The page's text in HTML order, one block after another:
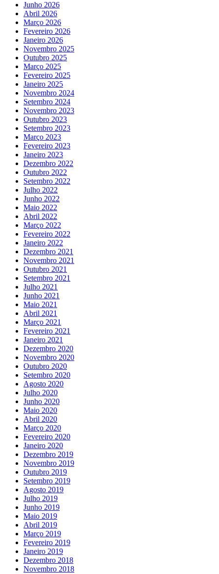
Junho 2026
Abril 2026
Março 2026
Fevereiro 2026
Janeiro 2026
Novembro 2025
Outubro 2025
Março 2025
Fevereiro 2025
Janeiro 2025
Novembro 2024
Setembro 2024
Novembro 2023
Outubro 2023
Setembro 2023
Março 2023
Fevereiro 2023
Janeiro 2023
Dezembro 2022
Outubro 2022
Setembro 2022
Julho 2022
Junho 2022
Maio 2022
Abril 2022
Março 2022
Fevereiro 2022
Janeiro 2022
Dezembro 2021
Novembro 2021
Outubro 2021
Setembro 2021
Julho 2021
Junho 2021
Maio 2021
Abril 2021
Março 2021
Fevereiro 2021
Janeiro 2021
Dezembro 2020
Novembro 2020
Outubro 2020
Setembro 2020
Agosto 2020
Julho 2020
Junho 2020
Maio 2020
Abril 2020
Março 2020
Fevereiro 2020
Janeiro 2020
Dezembro 2019
Novembro 2019
Outubro 2019
Setembro 2019
Agosto 2019
Julho 2019
Junho 2019
Maio 2019
Abril 2019
Março 2019
Fevereiro 2019
Janeiro 2019
Dezembro 2018
Novembro 2018